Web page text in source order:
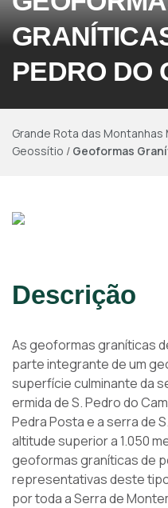
PEDRO DO
Grande Rota das Montanhas
Geossítio / Geoformas
Descrição
As geoformas graníticas
parte integrante de um
superfície culminante da
ermida de S. Pedro do
Pedra Posta e a serra de
altitude superior a 1.050
geoformas graníticas de
representativas deste
por toda a Serra de